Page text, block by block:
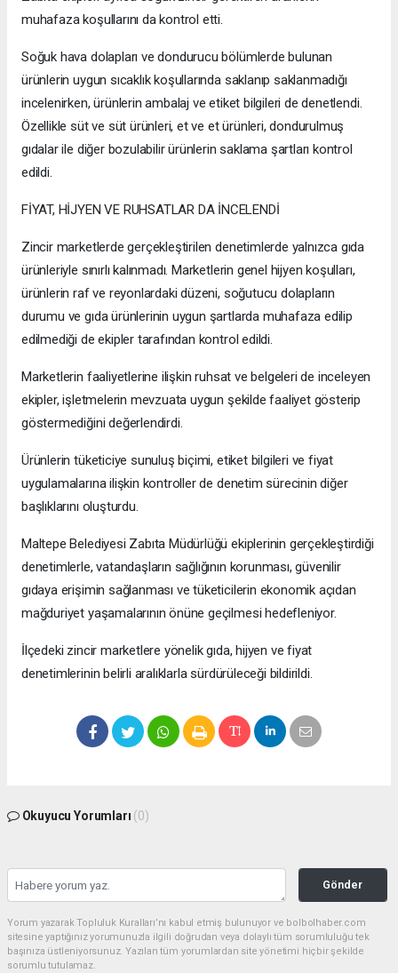
muhafaza koşullarını da kontrol etti.
Soğuk hava dolapları ve dondurucu bölümlerde bulunan
ürünlerin uygun sıcaklık koşullarında saklanıp saklanmadığı
incelenirken, ürünlerin ambalaj ve etiket bilgileri de denetlendi.
Özellikle süt ve süt ürünleri, et ve et ürünleri, dondurulmuş
gıdalar ile diğer bozulabilir ürünlerin saklama şartları kontrol
edildi.
FİYAT, HİJYEN VE RUHSATLAR DA İNCELENDİ
Zincir marketlerde gerçekleştirilen denetimlerde yalnızca gıda
ürünleriyle sınırlı kalınmadı. Marketlerin genel hijyen koşulları,
ürünlerin raf ve reyonlardaki düzeni, soğutucu dolapların
durumu ve gıda ürünlerinin uygun şartlarda muhafaza edilip
edilmediği de ekipler tarafından kontrol edildi.
Marketlerin faaliyetlerine ilişkin ruhsat ve belgeleri de inceleyen
ekipler, işletmelerin mevzuata uygun şekilde faaliyet gösterip
göstermediğini değerlendirdi.
Ürünlerin tüketiciye sunuluş biçimi, etiket bilgileri ve fiyat
uygulamalarına ilişkin kontroller de denetim sürecinin diğer
başlıklarını oluşturdu.
Maltepe Belediyesi Zabıta Müdürlüğü ekiplerinin gerçekleştirdiği
denetimlerle, vatandaşların sağlığının korunması, güvenilir
gıdaya erişimin sağlanması ve tüketicilerin ekonomik açıdan
mağduriyet yaşamalarının önüne geçilmesi hedefleniyor.
İlçedeki zincir marketlere yönelik gıda, hijyen ve fiyat
denetimlerinin belirli aralıklarla sürdürüleceği bildirildi.
Okuyucu Yorumları (0)
Gönder
Yorum yazarak Topluluk Kuralları’nı kabul etmiş bulunuyor ve bolbolhaber.com
sitesine yaptığınız yorumunuzla ilgili doğrudan veya dolaylı tüm sorumluluğu tek
başınıza üstleniyorsunuz. Yazılan tüm yorumlardan site yönetimi hiçbir şekilde
sorumlu tutulamaz.